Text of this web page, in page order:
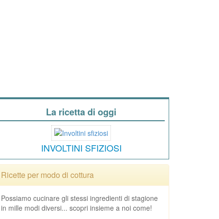
La ricetta di oggi
INVOLTINI SFIZIOSI
Ricette per modo di cottura
Possiamo cucinare gli stessi ingredienti di stagione
in mille modi diversi... scopri insieme a noi come!